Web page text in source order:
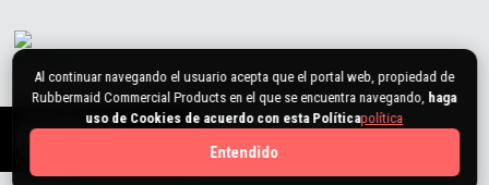
Al continuar navegando el usuario acepta que el portal web, propiedad de
Rubbermaid Commercial Products en el que se encuentra navegando, haga
uso de Cookies de acuerdo con esta Políticapolítica
Entendido